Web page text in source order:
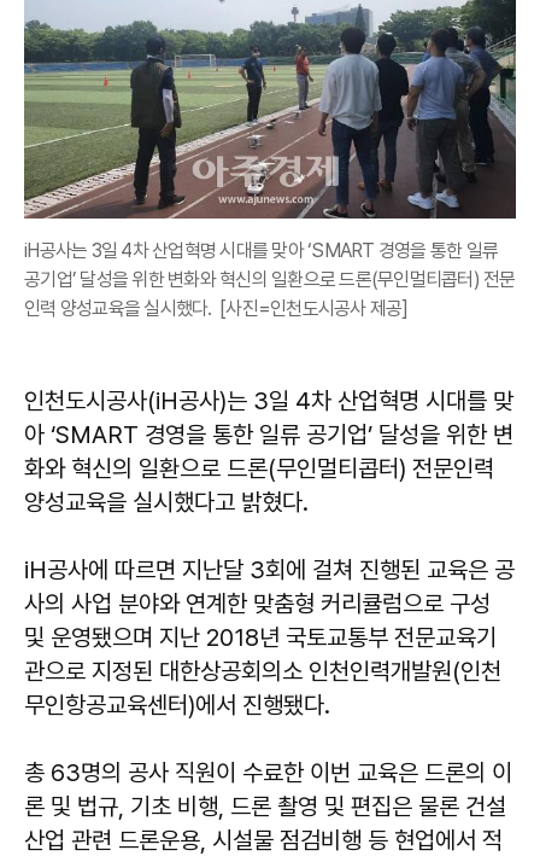
iH공사는 3일 4차 산업혁명 시대를 맞아 ‘SMART 경영을 통한 일류
공기업’ 달성을 위한 변화와 혁신의 일환으로 드론(무인멀티콥터) 전문
인력 양성교육을 실시했다. [사진=인천도시공사 제공]
인천도시공사(iH공사)는 3일 4차 산업혁명 시대를 맞
아 ‘SMART 경영을 통한 일류 공기업’ 달성을 위한 변
화와 혁신의 일환으로 드론(무인멀티콥터) 전문인력
양성교육을 실시했다고 밝혔다.
iH공사에 따르면 지난달 3회에 걸쳐 진행된 교육은 공
사의 사업 분야와 연계한 맞춤형 커리큘럼으로 구성
및 운영됐으며 지난 2018년 국토교통부 전문교육기
관으로 지정된 대한상공회의소 인천인력개발원(인천
무인항공교육센터)에서 진행됐다.
총 63명의 공사 직원이 수료한 이번 교육은 드론의 이
론 및 법규, 기초 비행, 드론 촬영 및 편집은 물론 건설
산업 관련 드론운용, 시설물 점검비행 등 현업에서 적